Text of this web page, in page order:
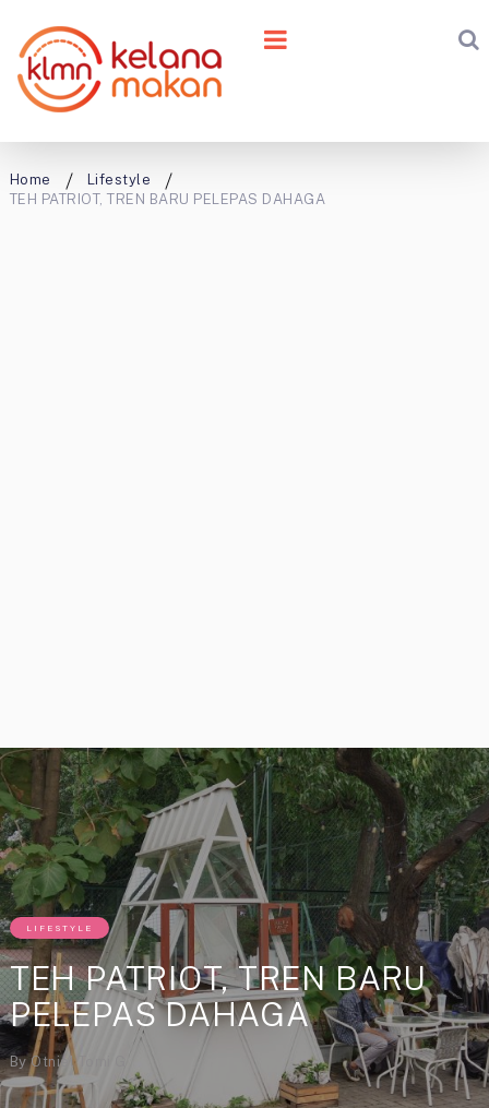
Home
Lifestyle
TEH PATRIOT, TREN BARU PELEPAS DAHAGA
LIFESTYLE
TEH PATRIOT, TREN BARU
PELEPAS DAHAGA
ByOtniel Tomi G